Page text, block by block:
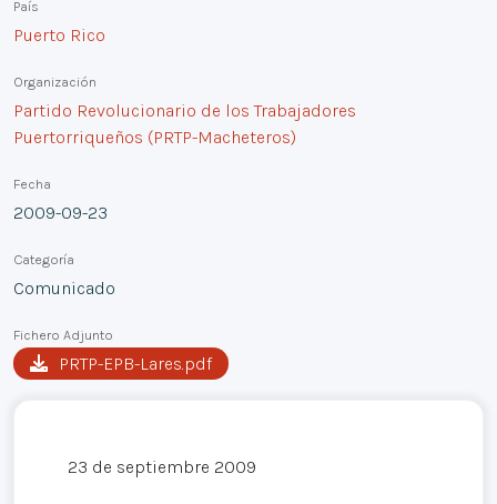
País
Puerto Rico
Organización
Partido Revolucionario de los Trabajadores
Puertorriqueños (PRTP-Macheteros)
Fecha
2009-09-23
Categoría
Comunicado
Fichero Adjunto
PRTP-EPB-Lares.pdf
23 de septiembre 2009